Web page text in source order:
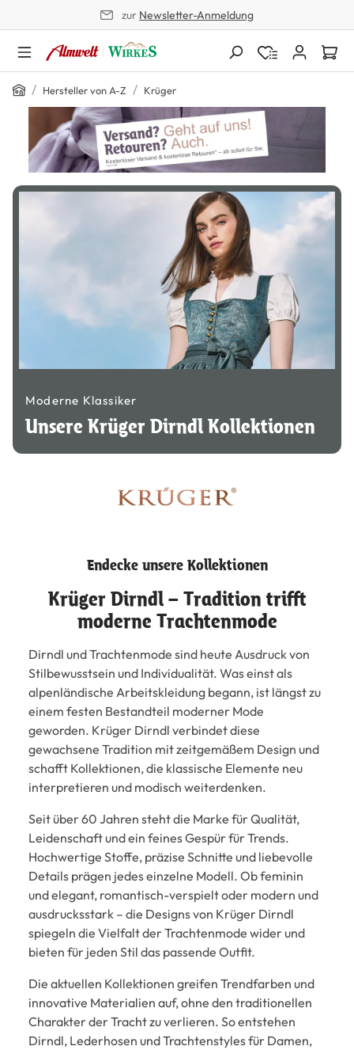
zur Newsletter-Anmeldung
/ Hersteller von A-Z / Krüger
Moderne Klassiker
Unsere Krüger Dirndl Kollektionen
Endecke unsere Kollektionen
Krüger Dirndl – Tradition trifft
moderne Trachtenmode
Dirndl und Trachtenmode sind heute Ausdruck von
Stilbewusstsein und Individualität. Was einst als
alpenländische Arbeitskleidung begann, ist längst zu
einem festen Bestandteil moderner Mode
geworden. Krüger Dirndl verbindet diese
gewachsene Tradition mit zeitgemäßem Design und
schafft Kollektionen, die klassische Elemente neu
interpretieren und modisch weiterdenken.
Seit über 60 Jahren steht die Marke für Qualität,
Leidenschaft und ein feines Gespür für Trends.
Hochwertige Stoffe, präzise Schnitte und liebevolle
Details prägen jedes einzelne Modell. Ob feminin
und elegant, romantisch-verspielt oder modern und
ausdrucksstark – die Designs von Krüger Dirndl
spiegeln die Vielfalt der Trachtenmode wider und
bieten für jeden Stil das passende Outfit.
Die aktuellen Kollektionen greifen Trendfarben und
innovative Materialien auf, ohne den traditionellen
Charakter der Tracht zu verlieren. So entstehen
Dirndl, Lederhosen und Trachtenstyles für Damen,